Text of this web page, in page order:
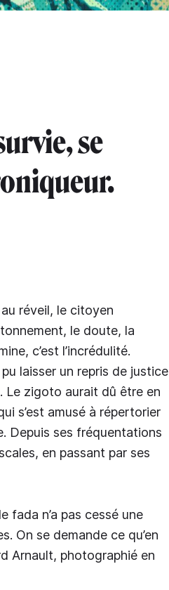
se
réveil, le citoyen
le doute, la
c’est l’incrédulité.
laisser un repris de justice
Le zigoto aurait dû être en
s’est amusé à répertorier
Depuis ses fréquentations
en passant par ses
fada n’a pas cessé une
On se demande ce qu’en
Arnault, photographié en